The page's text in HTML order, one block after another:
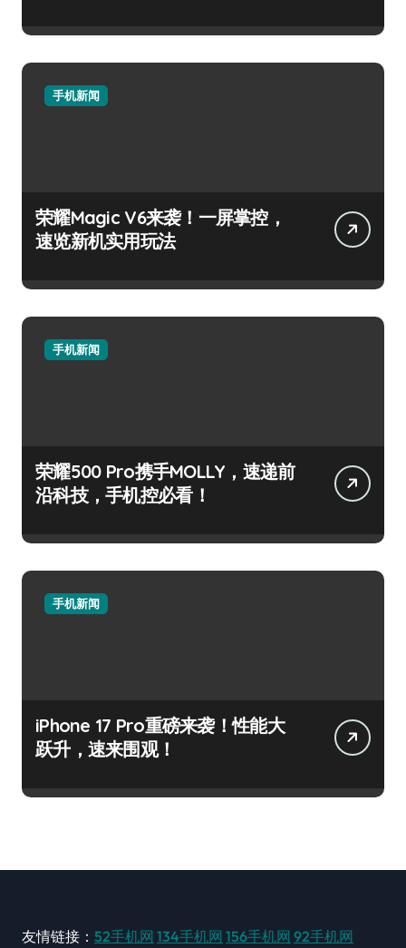
手机新闻
荣耀Magic V6来袭！一屏掌控，
速览新机实用玩法
手机新闻
荣耀500 Pro携手MOLLY，速递前
沿科技，手机控必看！
手机新闻
iPhone 17 Pro重磅来袭！性能大
跃升，速来围观！
友情链接： 52手机网 134手机网 156手机网 92手机网